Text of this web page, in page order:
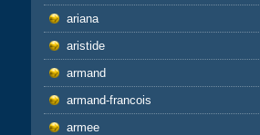
ariana
aristide
armand
armand-francois
armee